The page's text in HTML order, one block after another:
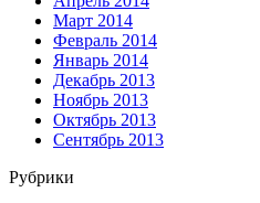
Март 2014
Февраль 2014
Январь 2014
Декабрь 2013
Ноябрь 2013
Октябрь 2013
Сентябрь 2013
Рубрики